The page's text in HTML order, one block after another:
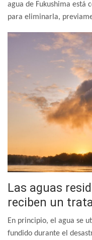
agua de Fukushima está
para eliminarla,
Las aguas
reciben un
En principio, el agua se
fundido durante el